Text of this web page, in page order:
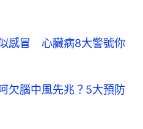
似感冒 心臟病8大警號你
欠腦中風先兆？5大預防